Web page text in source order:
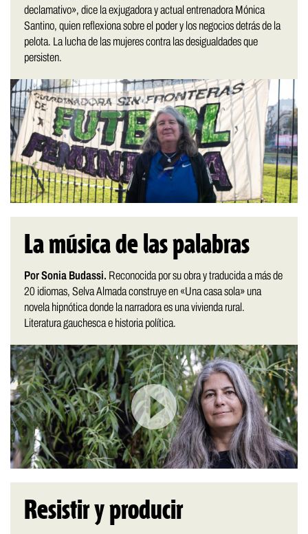
declamativo», dice la exjugadora y actual entrenadora Mónica
Santino, quien reflexiona sobre el poder y los negocios detrás de la
pelota. La lucha de las mujeres contra las desigualdades que
persisten.
La música de las palabras
Por Sonia Budassi. Reconocida por su obra y traducida a más de
20 idiomas, Selva Almada construye en «Una casa sola» una
novela hipnótica donde la narradora es una vivienda rural.
Literatura gauchesca e historia política.
Resistir y producir